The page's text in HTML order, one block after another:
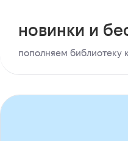
новинки и
пополняем библиотеку